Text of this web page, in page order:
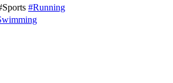
#Running